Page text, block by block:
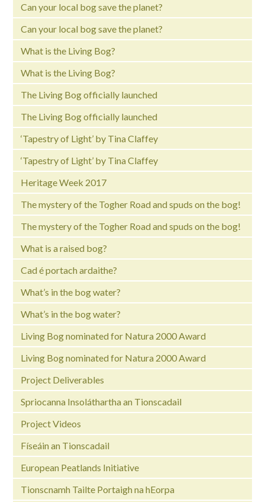
Can your local bog save the planet?
Can your local bog save the planet?
What is the Living Bog?
What is the Living Bog?
The Living Bog officially launched
The Living Bog officially launched
‘Tapestry of Light’ by Tina Claffey
‘Tapestry of Light’ by Tina Claffey
Heritage Week 2017
The mystery of the Togher Road and spuds on the bog!
The mystery of the Togher Road and spuds on the bog!
What is a raised bog?
Cad é portach ardaithe?
What’s in the bog water?
What’s in the bog water?
Living Bog nominated for Natura 2000 Award
Living Bog nominated for Natura 2000 Award
Project Deliverables
Spriocanna Insoláthartha an Tionscadail
Project Videos
Físeáin an Tionscadail
European Peatlands Initiative
Tionscnamh Tailte Portaigh na hEorpa